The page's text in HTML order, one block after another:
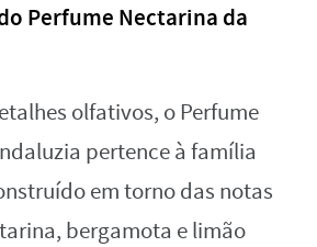
Perfume Nectarina da
olfativos, o Perfume
pertence à família
em torno das notas
bergamota e limão